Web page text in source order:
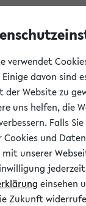
in
2026 Previous...
verwendet
davon sind
Website zu
uns helfen, die
Falls
Cookies und
unserer
einsehen
Zukunft